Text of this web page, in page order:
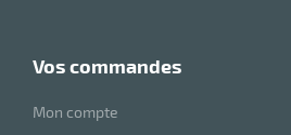
vos commandes
Mon compte